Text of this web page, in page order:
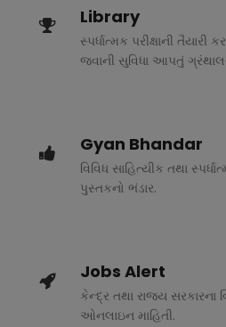
Library
સ્પર્ધાત્મક પરીક્ષાની તૈયારી
જવાની સુવિધા આપતું
Gyan Bhandar
વિવિધ સાહિત્યીક તથા
પુસ્તકનો ભંડાર.
Jobs Alert
કેન્દ્ર તથા રાજ્ય સરકારના
ઓનલાઇન માહિતી.